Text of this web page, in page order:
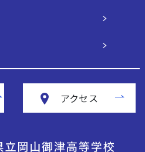
アクセス